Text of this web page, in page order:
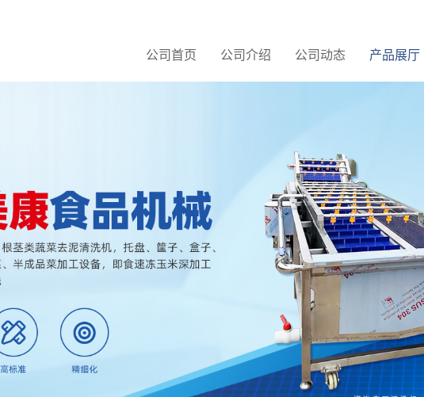
公司首页 公司介绍 公司动态 产品展厅